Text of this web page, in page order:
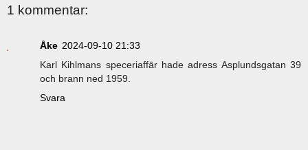
1 kommentar:
Åke 2024-09-10 21:33
Karl Kihlmans speceriaffär hade adress Asplundsgatan 39
och brann ned 1959.
Svara